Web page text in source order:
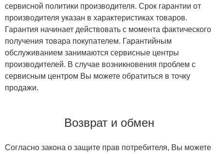
сервисной политики производителя. Срок гарантии от
производителя указан в характеристиках товаров.
Гарантия начинает действовать с момента фактического
получения товара покупателем. Гарантийным
обслуживанием занимаются сервисные центры
производителей. В случае возникновения проблем с
сервисным центром Вы можете обратиться в точку
продажи.
Возврат и обмен
Согласно закона о защите прав потребителя, Вы можете